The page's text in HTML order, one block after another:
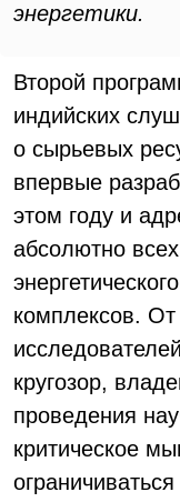
энергетики.
Второй
индийских
о сырьевых
впервые
этом году и
абсолютно
комплексов.
кругозор,
проведения
критическое